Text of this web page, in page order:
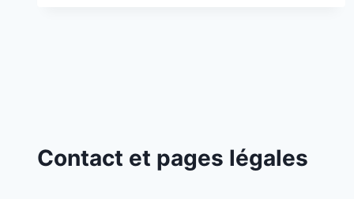
Contact et pages légales